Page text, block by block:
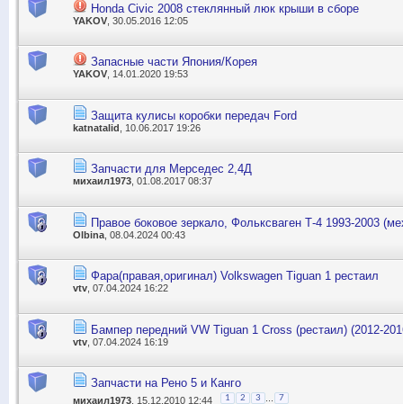
Honda Civic 2008 стеклянный люк крыши в сборе
YAKOV , 30.05.2016 12:05
Запасные части Япония/Корея
YAKOV , 14.01.2020 19:53
Защита кулисы коробки передач Ford
katnatalid , 10.06.2017 19:26
Запчасти для Мерседес 2,4Д
михаил1973 , 01.08.2017 08:37
Правое боковое зеркало, Фольксваген Т-4 1993-2003
Olbina , 08.04.2024 00:43
Фара(правая,оригинал) Volkswagen Tiguan 1 рестаил
vtv , 07.04.2024 16:22
Бампер передний VW Tiguan 1 Cross (рестаил) (2012-
vtv , 07.04.2024 16:19
Запчасти на Рено 5 и Канго
михаил1973 , 15.12.2010 12:44 1 2 3 7